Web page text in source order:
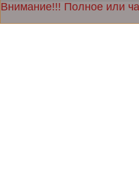
Внимание!!! Полное или